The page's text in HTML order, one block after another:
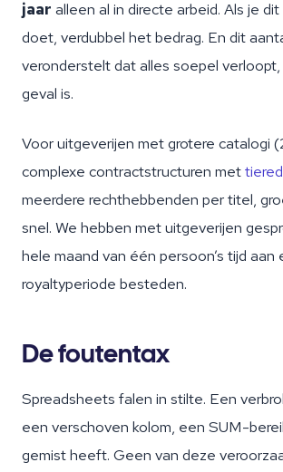
jaar alleen al in directe arbeid. Als je
doet, verdubbel het bedrag. En dit
veronderstelt dat alles soepel
geval is.
Voor uitgeverijen met grotere catalogi
complexe contractstructuren met
meerdere rechthebbenden per titel,
snel. We hebben met uitgeverijen
hele maand van één persoon’s tijd aan
royaltyperiode besteden.
De foutentax
Spreadsheets falen in stilte. Een
een verschoven kolom, een SUM-
gemist heeft. Geen van deze